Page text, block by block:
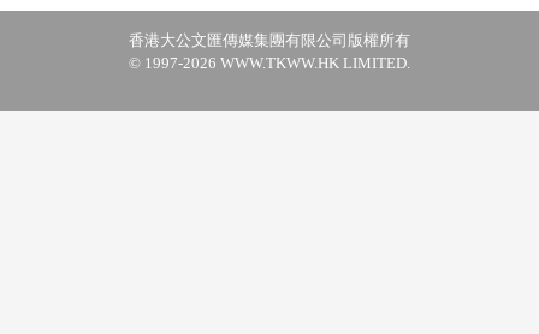
香港大公文匯傳媒集團有限公司版權所有
© 1997-2026 WWW.TKWW.HK LIMITED.